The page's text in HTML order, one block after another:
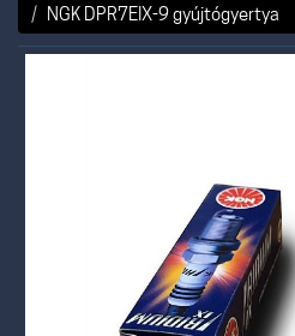
NGK DPR7EIX-9 gyújtógyertya